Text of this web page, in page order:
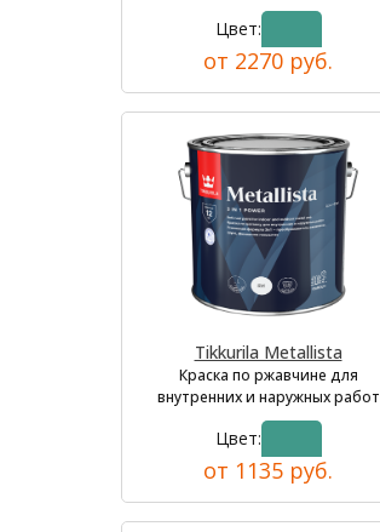
Цвет:
от 2270 руб.
Tikkurila Metallista
Краска по ржавчине для
внутренних и наружных работ
Цвет:
от 1135 руб.